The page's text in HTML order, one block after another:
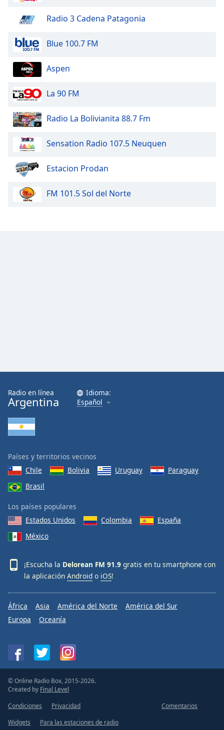
Radio 3 Cadena Patagonia
Blue 100.7 FM
Aspen
La 90 FM
Radio La Bolivianita 88.7 Fm
Sensation Radio 107.5 Neuquen
Estacion Prodan
FM 101.5 Sol del Norte
Radio en línea
Argentina
Idioma:
Español
Países y territorios vecinos
Chile
Bolivia Uruguay
Paraguay
Brasil
Los países populares
Estados Unidos
Colombia
España
México
¡Escucha la Delorean FM 91.9 gratis en tu smartphone con
la aplicación Android o iOS!
África Asia América del Norte
América del Sur
Europa
Oceanía
© Online Radio Box, 2015-2026.
Created by Final Level
Condiciones
Privacidad
Comentarios
Widgets
Para las estaciones de radio